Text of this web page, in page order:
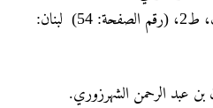
الحثيث إلى إختصار علوم الحديث، ط2، (رقم الصفحة: 54) لبنان:
بن عبد الرحمن الشهرزوري.